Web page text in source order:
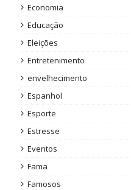
Economia
Educação
Eleições
Entretenimento
envelhecimento
Espanhol
Esporte
Estresse
Eventos
Fama
Famosos